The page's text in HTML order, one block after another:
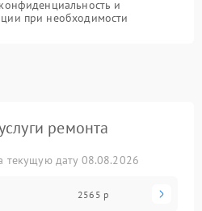
и
при необходимости
ремонта
текущую дату 08.08.2026
2565 р